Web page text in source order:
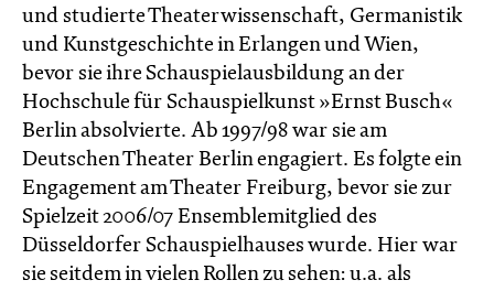
und studierte Theaterwissenschaft, Germanistik
und Kunstgeschichte in Erlangen und Wien,
bevor sie ihre Schauspielausbildung an der
Hochschule für Schauspielkunst »Ernst Busch«
Berlin absolvierte. Ab 1997/98 war sie am
Deutschen Theater Berlin engagiert. Es folgte ein
Engagement am Theater Freiburg, bevor sie zur
Spielzeit 2006/07 Ensemblemitglied des
Düsseldorfer Schauspielhauses wurde. Hier war
sie seitdem in vielen Rollen zu sehen: u.a. als